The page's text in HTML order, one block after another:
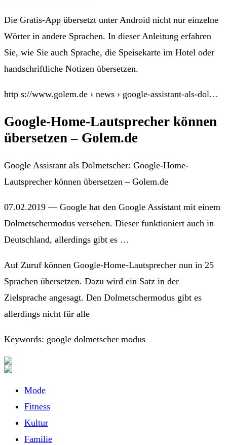
Die Gratis-App übersetzt unter Android nicht nur einzelne
Wörter in andere Sprachen. In dieser Anleitung erfahren
Sie, wie Sie auch Sprache, die Speisekarte im Hotel oder
handschriftliche Notizen übersetzen.
http s://www.golem.de › news › google-assistant-als-dol…
Google-Home-Lautsprecher können
übersetzen – Golem.de
Google Assistant als Dolmetscher: Google-Home-
Lautsprecher können übersetzen – Golem.de
07.02.2019 — Google hat den Google Assistant mit einem
Dolmetschermodus versehen. Dieser funktioniert auch in
Deutschland, allerdings gibt es …
Auf Zuruf können Google-Home-Lautsprecher nun in 25
Sprachen übersetzen. Dazu wird ein Satz in der
Zielsprache angesagt. Den Dolmetschermodus gibt es
allerdings nicht für alle
Keywords: google dolmetscher modus
Mode
Fitness
Kultur
Familie